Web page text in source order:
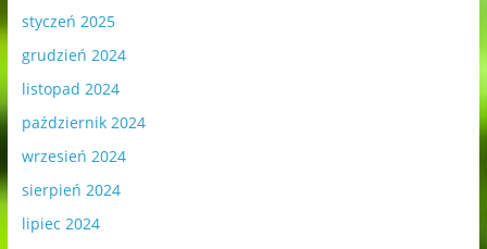
styczeń 2025
grudzień 2024
listopad 2024
październik 2024
wrzesień 2024
sierpień 2024
lipiec 2024